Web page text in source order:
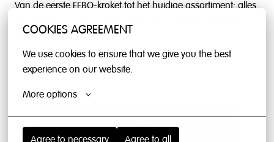
COOKIES AGREEMENT
We use cookies to ensure that we give you the best
experience on our website.
More options
Agree to necessary Agree to all
Van de eerste FEBO-kroket tot het huidige assortiment: alles
kwaliteit.
Jij bent het gezicht van FEBO en laat zien waar we voor
staan.
Solliciteren